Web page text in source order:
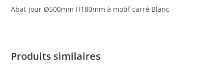
Abat-jour Ø500mm H180mm à motif carré Blanc
Produits similaires